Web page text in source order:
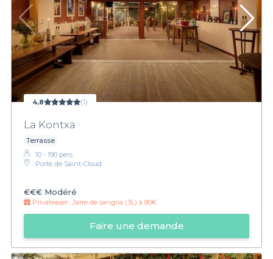
4,8 (1)
La Kontxa
Terrasse
10 - 190 pers.
Porte de Saint-Cloud
€€€ Modéré
Privateaser :Jarre de sangria (3L) à 80€
Faire une demande